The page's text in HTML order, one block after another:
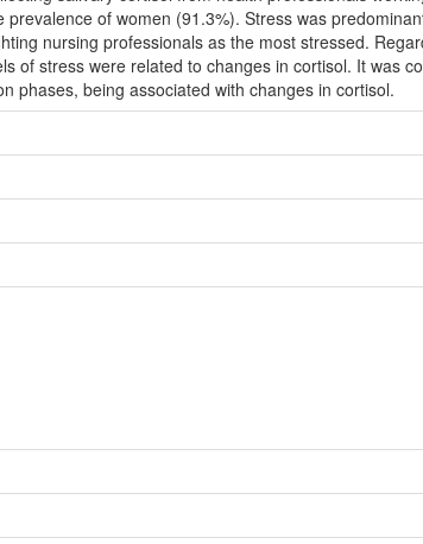
of women (91.3%). Stress was
nursing professionals as the most stressed.
of stress were related to changes in cortisol. It was
phases, being associated with changes in cortisol.